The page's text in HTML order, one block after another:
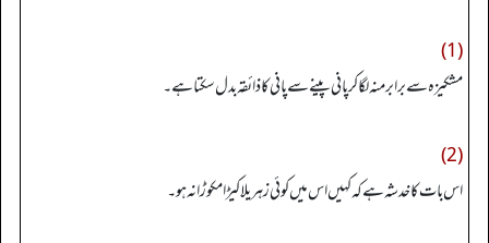
(1)
مشکیزہ سے برابر منہ لگا کر پانی پینے سے پانی کا ذائقہ بدل سکتاہے۔
(2)
اس بات کا خدشہ ہے کہ کہیں اس میں کوئی زہریلا کیڑا مکوڑا نہ ہو۔